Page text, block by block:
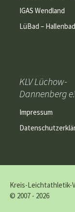
IGAS Wendland
LüBad –
KLV Lüchow-
Dannenberg
Impressum
Kreis-Leichtathletik-
© 2007 - 2026